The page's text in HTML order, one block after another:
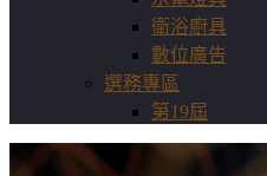
衛浴廚具
數位廣告
選務專區
第19屆